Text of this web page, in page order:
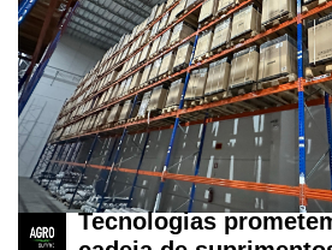
de
Precisão
Automação
e
Robótica
Conectividade
Dados
Tecnologias